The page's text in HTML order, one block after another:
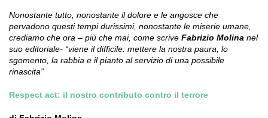
Nonostante tutto, nonostante il dolore e le angosce che
pervadono questi tempi durissimi, nonostante le miserie umane,
crediamo che ora – più che mai, come scrive Fabrizio Molina nel
suo editoriale- “viene il difficile: mettere la nostra paura, lo
sgomento, la rabbia e il pianto al servizio di una possibile
rinascita”
Respect act: il nostro contributo contro il terrore